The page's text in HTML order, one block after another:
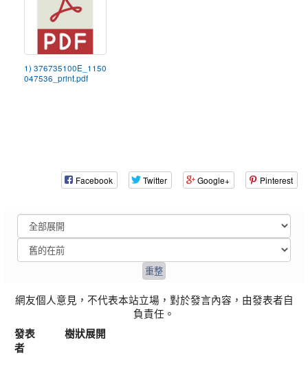
1) 376735100E_1150
047536_print.pdf
Facebook Twitter Google+ Pinterest
網友個人意見，不代表本站立場，對於發言內容，由發表者自
負責任。
發表
者
樹狀展開